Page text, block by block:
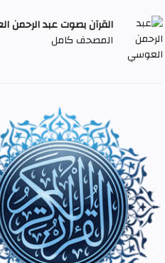
القرآن بصوت عبد الرحمن
المصحف كامل